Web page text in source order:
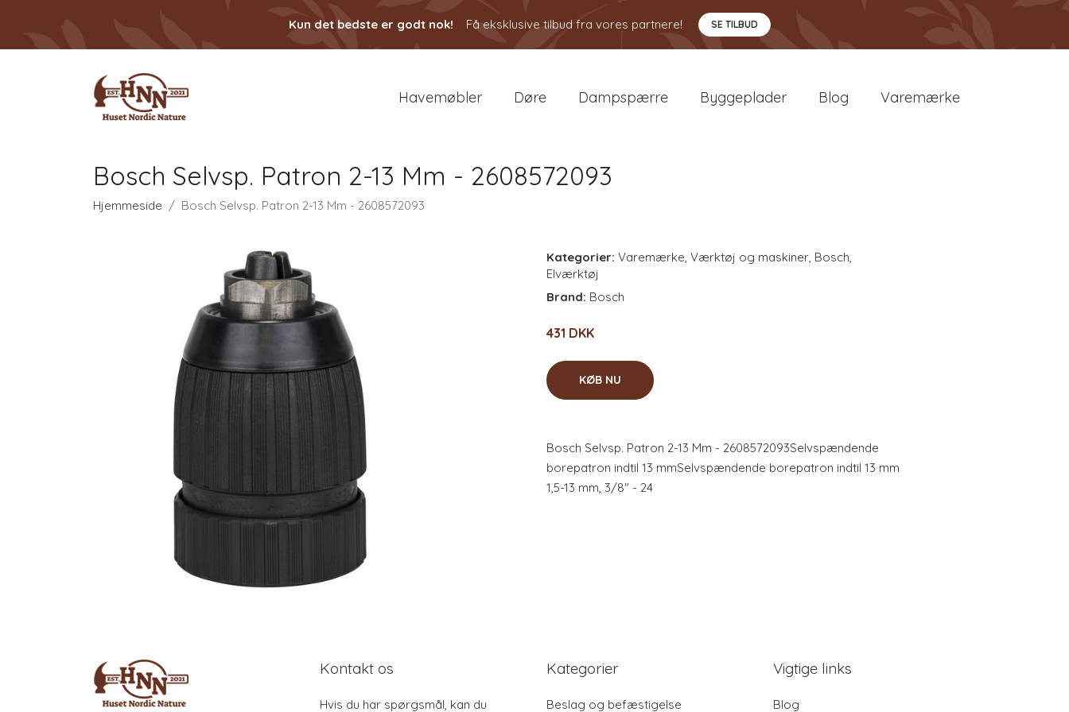
Kun det bedste er godt nok! Få eksklusive tilbud fra vores partnere! SE TILBUD
Havemøbler Døre Dampspærre Byggeplader Blog Varemærke
Bosch Selvsp. Patron 2-13 Mm - 2608572093
Hjemmeside Bosch Selvsp. Patron 2-13 Mm - 2608572093
Kategorier: Varemærke, Værktøj og maskiner, Bosch,
Elværktøj
Brand: Bosch
431 DKK
KØB NU
Bosch Selvsp. Patron 2-13 Mm - 2608572093Selvspændende
borepatron indtil 13 mmSelvspændende borepatron indtil 13 mm
1,5-13 mm, 3/8" - 24
Kontakt os
Hvis du har spørgsmål, kan du
Kategorier
Beslag og befæstigelse
Vigtige links
Blog